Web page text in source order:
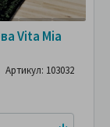
Vita Mia
Артикул: 103032